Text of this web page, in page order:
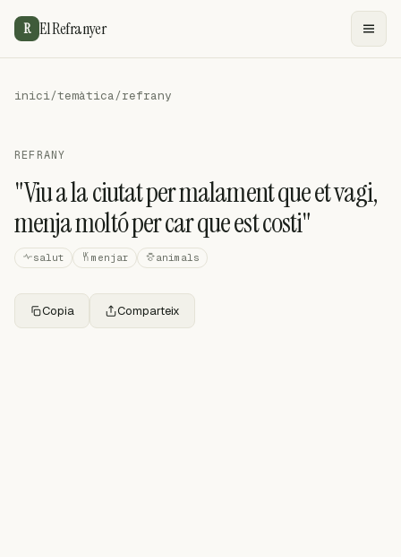
R El Refranyer
inici/temàtica/refrany
REFRANY
"Viu a la ciutat per malament que et vagi,
menja moltó per car que est costi"
salut menjar animals
Copia Comparteix